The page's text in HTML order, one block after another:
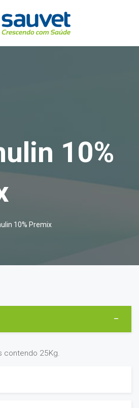
10%
10% Premix
contendo 25Kg.